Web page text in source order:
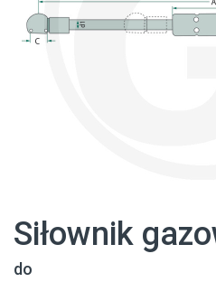
Siłownik
do